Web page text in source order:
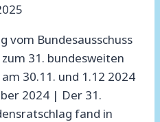
vom Bundesausschuss
31. bundesweiten
30.11. und 1.12 2024
2024 | Der 31.
fand in